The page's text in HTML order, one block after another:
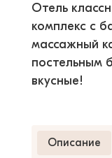
Отель
комплекс с
массажный
постельным
вкусные!
Описание